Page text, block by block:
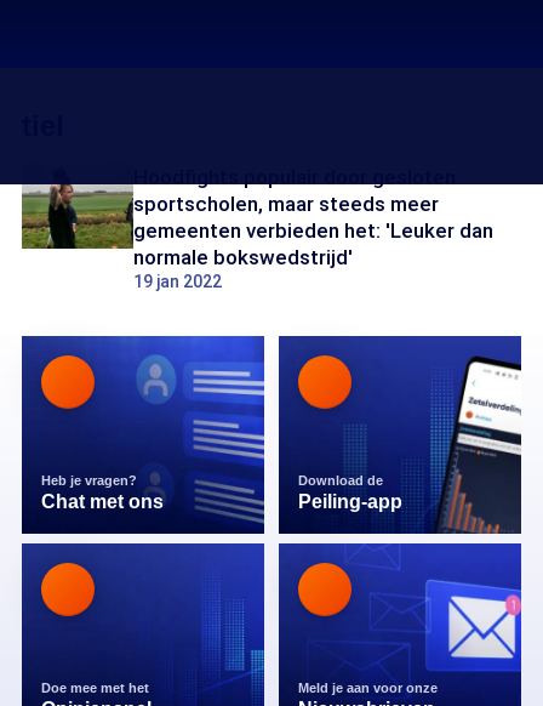
sportscholen, maar steeds meer
gemeenten verbieden het: 'Leuker dan
normale bokswedstrijd'
19 jan 2022
Heb je vragen?
Chat met ons
Download de
Peiling-app
Doe mee met het Meld je aan voor onze